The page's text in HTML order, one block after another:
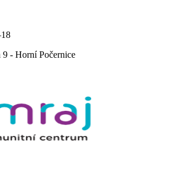
9 - Horní Počernice